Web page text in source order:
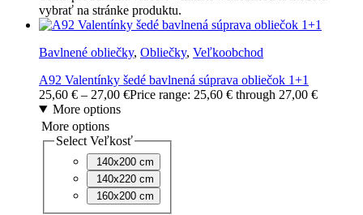
vybrať na stránke produktu.
Bavlnené obliečky, Obliečky, Veľkoobchod
A92 Valentínky šedé bavlnená súprava obliečok 1+1
25,60 € – 27,00 €Price range: 25,60 € through 27,00 €
More options
More options
Select Veľkosť
140x200 cm
140x220 cm
160x200 cm